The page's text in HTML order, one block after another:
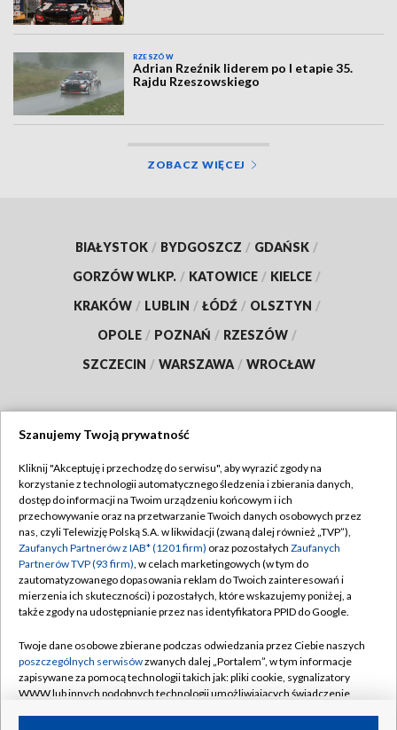
RZESZÓW
Adrian Rzeźnik liderem po I etapie 35.
Rajdu Rzeszowskiego
ZOBACZ WIĘCEJ
BIAŁYSTOK / BYDGOSZCZ / GDAŃSK /
GORZÓW WLKP. / KATOWICE / KIELCE /
KRAKÓW / LUBLIN / ŁÓDŹ / OLSZTYN /
OPOLE / POZNAŃ / RZESZÓW /
SZCZECIN / WARSZAWA / WROCŁAW
TVP
Abonament TVP
Emisja w TVP
Centrum informacji TVP
Naziemna Telewizja Cyfrowa
Rada Programowa
System NOS
Informacje o nadawcy
Regulamin TVP
Polityka prywatności
Moje zgody
Pomoc
Kontakt
Kanały
Szanujemy Twoją prywatność
Kliknij "Akceptuję i przechodzę do serwisu", aby wyrazić zgody na
korzystanie z technologii automatycznego śledzenia i zbierania danych,
dostęp do informacji na Twoim urządzeniu końcowym i ich
przechowywanie oraz na przetwarzanie Twoich danych osobowych przez
nas, czyli Telewizję Polską S.A. w likwidacji (zwaną dalej również „TVP”),
Zaufanych Partnerów z IAB* (1201 firm) oraz pozostałych Zaufanych
Partnerów TVP (93 firm), w celach marketingowych (w tym do
zautomatyzowanego dopasowania reklam do Twoich zainteresowań i
mierzenia ich skuteczności) i pozostałych, które wskazujemy poniżej, a
także zgody na udostępnianie przez nas identyfikatora PPID do Google.
Twoje dane osobowe zbierane podczas odwiedzania przez Ciebie naszych
poszczególnych serwisówzwanych dalej „Portalem”, w tym informacje
zapisywane za pomocą technologii takich jak: pliki cookie, sygnalizatory
WWW lub innych podobnych technologii umożliwiających świadczenie